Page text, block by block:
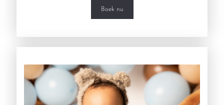
Boek nu